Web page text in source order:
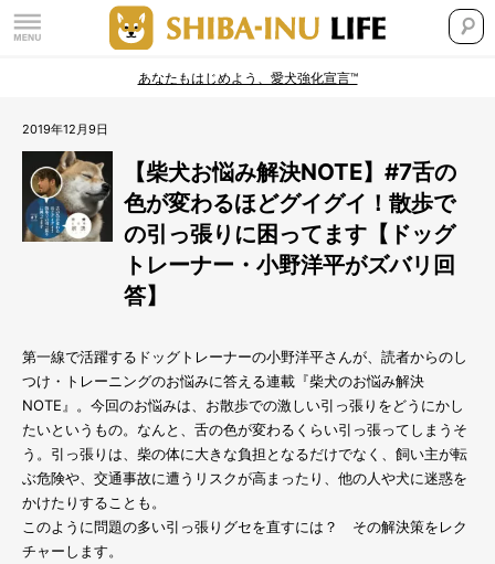
あなたもはじめよう、愛犬強化宣言™
2019年12月9日
【柴犬お悩み解決NOTE】#7舌の
色が変わるほどグイグイ！散歩で
の引っ張りに困ってます【ドッグ
トレーナー・小野洋平がズバリ回
答】
第一線で活躍するドッグトレーナーの小野洋平さんが、読者からのし
つけ・トレーニングのお悩みに答える連載『柴犬のお悩み解決
NOTE』。今回のお悩みは、お散歩での激しい引っ張りをどうにかし
たいというもの。なんと、舌の色が変わるくらい引っ張ってしまうそ
う。引っ張りは、柴の体に大きな負担となるだけでなく、飼い主が転
ぶ危険や、交通事故に遭うリスクが高まったり、他の人や犬に迷惑を
かけたりすることも。
このように問題の多い引っ張りグセを直すには？ その解決策をレク
チャーします。